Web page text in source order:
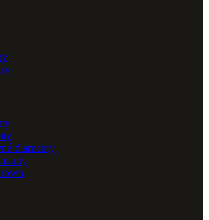
diamanty